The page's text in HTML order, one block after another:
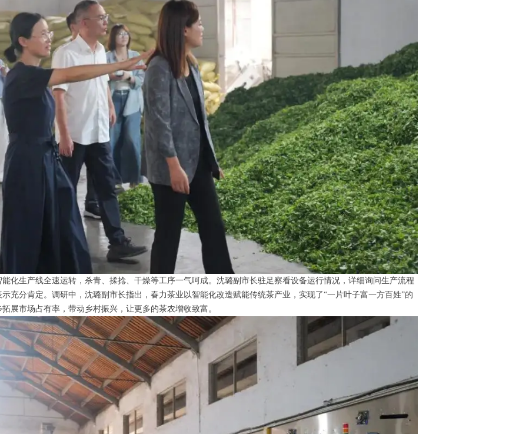
化生产线全速运转，杀青、揉捻、干燥等工序一气呵成。沈璐副市长驻足察看设备运行情况，详细询问生产流程
充分肯定。调研中，沈璐副市长指出，春力茶业以智能化改造赋能传统茶产业，实现了“一片叶子富一方百姓”的
展市场占有率，带动乡村振兴，让更多的茶农增收致富。